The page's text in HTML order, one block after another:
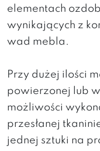
elementach
wynikających z
wad mebla.
Przy dużej ilości
powierzonej lub
możliwości
przesłanej
jednej sztuki na